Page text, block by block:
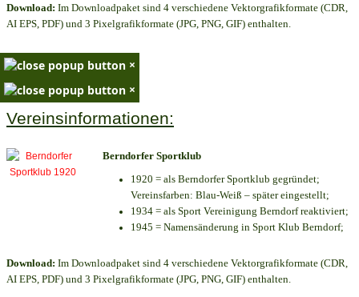
Download: Im Downloadpaket sind 4 verschiedene Vektorgrafikformate (CDR,
AI EPS, PDF) und 3 Pixelgrafikformate (JPG, PNG, GIF) enthalten.
×
×
Vereinsinformationen:
Berndorfer Sportklub
1920 = als Berndorfer Sportklub gegründet;
Vereinsfarben: Blau-Weiß – später eingestellt;
1934 = als Sport Vereinigung Berndorf reaktiviert;
1945 = Namensänderung in Sport Klub Berndorf;
Download: Im Downloadpaket sind 4 verschiedene Vektorgrafikformate (CDR,
AI EPS, PDF) und 3 Pixelgrafikformate (JPG, PNG, GIF) enthalten.